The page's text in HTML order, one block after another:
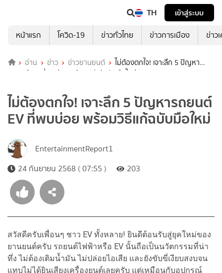
TH
เข้าสู่ระบบ
หน้าแรก
โควิด-19 ข่าวทั่วไทย ข่าวการเมือง ข่าว
อ่าน ข่าว ข่าวยานยนต์
ไม่ต้องตกใจ! เจาะลึก 5 ปัญหา
รถยนต์ EV ที่พบบ่อย พร้อมวิธีแก้ฉบับมือใหม่
ไม่ต้องตกใจ! เจาะลึก 5 ปัญหารถยนต์
EV ที่พบบ่อย พร้อมวิธีแก้ฉบับมือใหม่
EntertainmentReport1
24 กันยายน 2568 ( 07:55 )
203
สวัสดีครับเพื่อนๆ ชาว EV ทั้งหลาย! ยินดีต้อนรับสู่ยุคใหม่ของ
ยานยนต์ครับ รถยนต์ไฟฟ้าหรือ EV นั้นถือเป็นนวัตกรรมที่น่า
ทึ่ง ไม่ต้องเติมน้ำมัน ไม่ปล่อยไอเสีย และยังขับขี่เงียบสงบจน
แทบไม่ได้ยินเสียงเครื่องยนต์เลยครับ แต่เหมือนกับอุปกรณ์